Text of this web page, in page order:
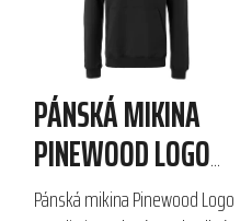
PÁNSKÁ MIKINA
PINEWOOD LOGO
HOODIE
Pánská mikina Pinewood Logo